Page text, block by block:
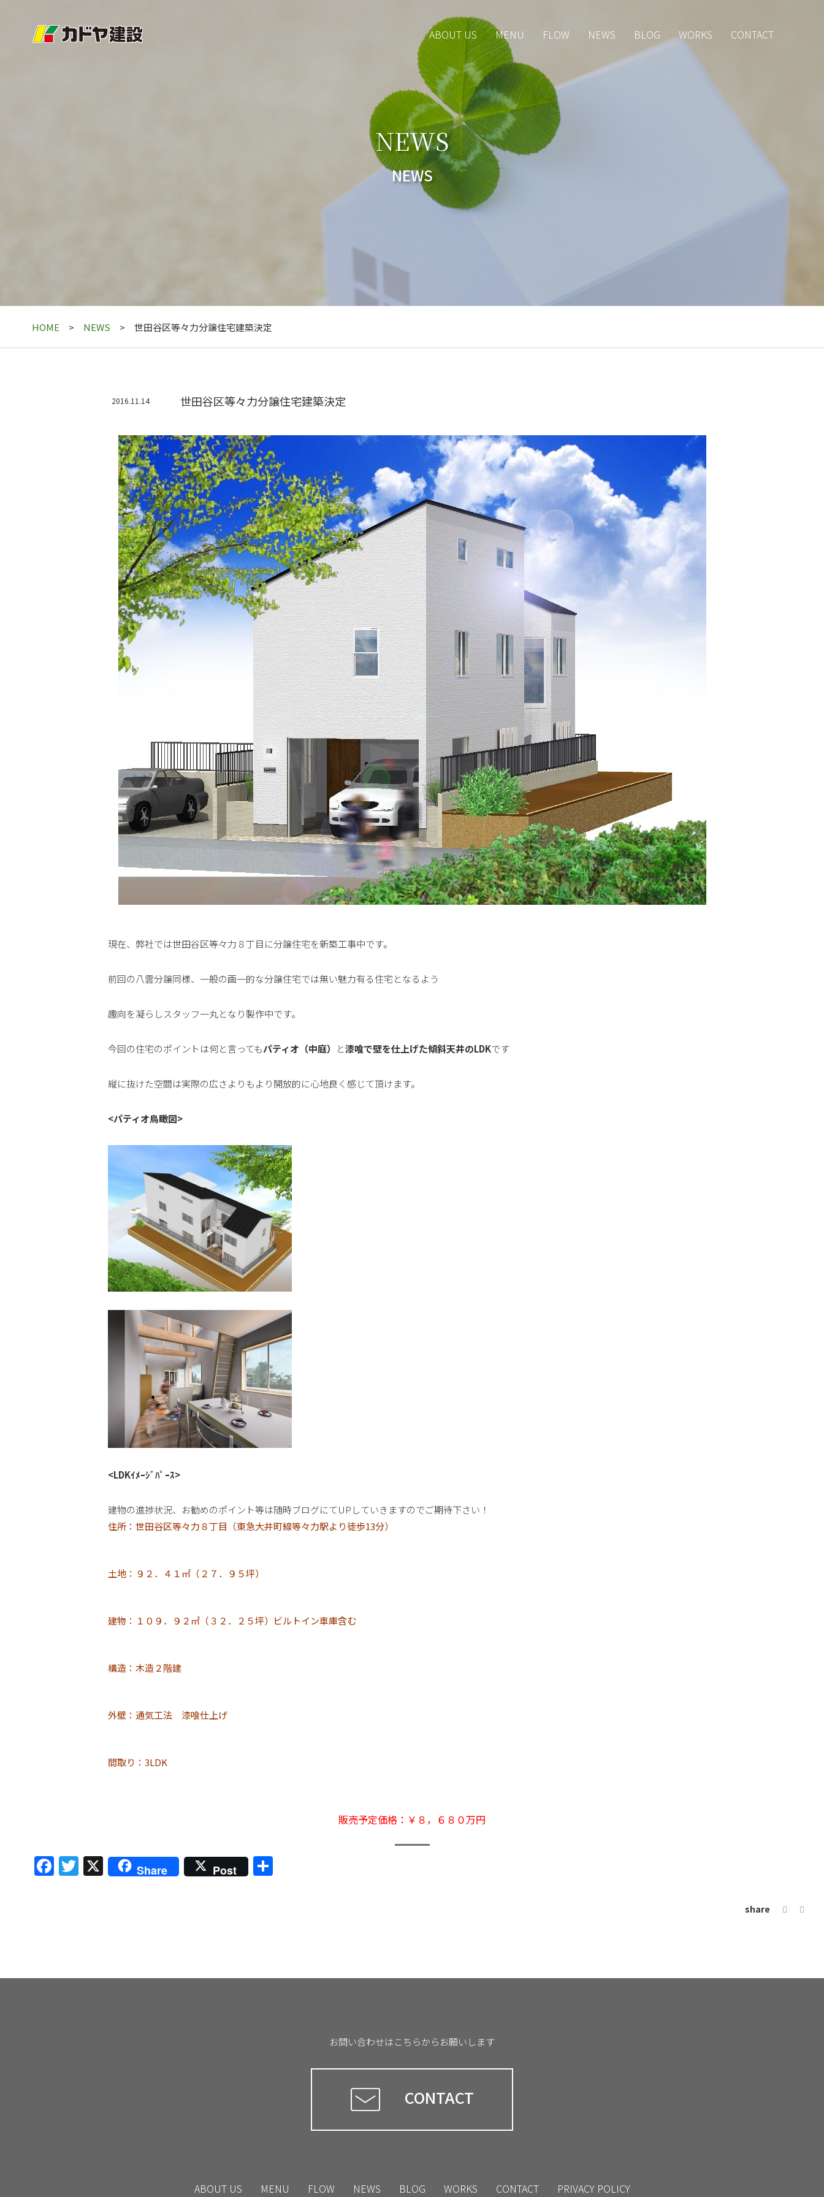
ABOUT US MENU FLOW NEWS BLOG WORKS CONTACT
NEWS
NEWS
HOME NEWS 世田谷区等々力分譲住宅建築決定
2016.11.14 世田谷区等々力分譲住宅建築決定
現在、弊社では世田谷区等々力８丁目に分譲住宅を新築工事中です。
前回の八雲分譲同様、一般の画一的な分譲住宅では無い魅力有る住宅となるよう
趣向を凝らしスタッフ一丸となり製作中です。
今回の住宅のポイントは何と言ってもパティオ（中庭） と漆喰で壁を仕上げた傾斜天井のLDKです
縦に抜けた空間は実際の広さよりもより開放的に心地良く感じて頂けます。
<パティオ鳥瞰図>
<LDKｲﾒｰｼﾞﾊﾟｰｽ>
建物の進捗状況、お勧めのポイント等は随時ブログにてUPしていきますのでご期待下さい！
住所：世田谷区等々力８丁目（東急大井町線等々力駅より徒歩13分）
土地：９２．４１㎡（２７．９５坪）
建物：１０９．９２㎡（３２．２５坪）ビルトイン車庫含む
構造：木造２階建
外壁：通気工法 漆喰仕上げ
間取り：3LDK
販売予定価格：￥８，６８０万円
Facebook
Twitter
X Share Post
share
お問い合わせはこちらからお願いします
CONTACT
ABOUT US MENU FLOW NEWS BLOG WORKS CONTACT PRIVACY POLICY